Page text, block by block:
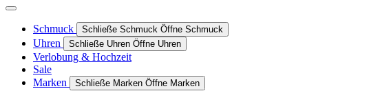
Schmuck Schließe Schmuck Öffne Schmuck
Uhren Schließe Uhren Öffne Uhren
Verlobung & Hochzeit
Sale
Marken
Schließe Marken Öffne Marken